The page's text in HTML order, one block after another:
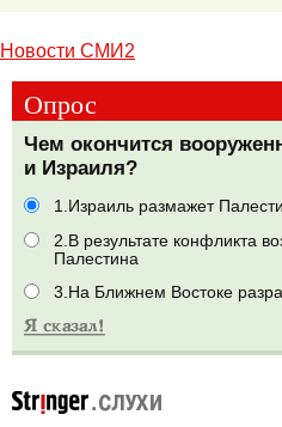
Новости СМИ2
Опрос
Чем окончится
и Израиля?
1.Израиль размажет
2.В результате конфликта
Палестина
3.На Ближнем Востоке